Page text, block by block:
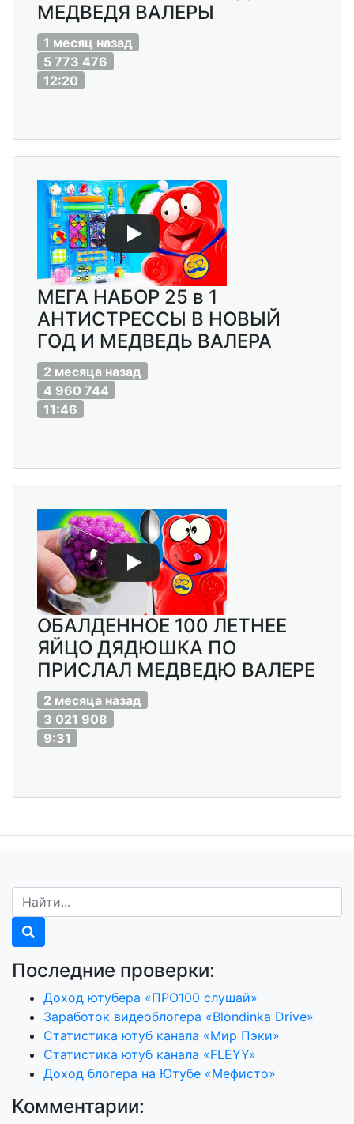
МЕДВЕДЯ ВАЛЕРЫ
1 месяц назад
5 773 476
12:20
МЕГА НАБОР 25 в 1
АНТИСТРЕССЫ В НОВЫЙ
ГОД И МЕДВЕДЬ ВАЛЕРА
2 месяца назад
4 960 744
11:46
ОБАЛДЕННОЕ 100 ЛЕТНЕЕ
ЯЙЦО ДЯДЮШКА ПО
ПРИСЛАЛ МЕДВЕДЮ ВАЛЕРЕ
2 месяца назад
3 021 908
9:31
Последние проверки:
Доход ютубера «ПРО100 слушай»
Заработок видеоблогера «Blondinka Drive»
Статистика ютуб канала «Мир Пэки»
Статистика ютуб канала «FLEYY»
Доход блогера на Ютубе «Мефисто»
Комментарии: